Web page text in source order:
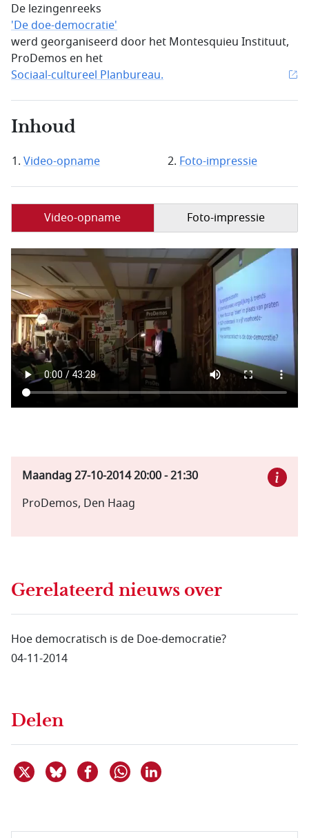
De lezingenreeks
'De doe-democratie'
werd georganiseerd door het Montesquieu Instituut,
ProDemos en het
Sociaal-cultureel Planbureau.
Inhoud
Video-opname Foto-impressie
Video-opname Foto-impressie
Filmbestand
Maandag 27-10-201420:00-21:30
ProDemos, Den Haag
Gerelateerd nieuws over
Hoe democratisch is de Doe-democratie?
04-11-2014
Delen
Deel dit item op X
Deel dit item op Bluesky
Deel dit item op Facebook
Delen via WhatsApp